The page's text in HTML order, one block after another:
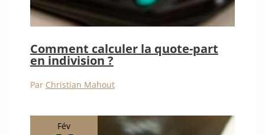
Comment calculer la quote-part
en indivision ?
Par Christian Mahout
Fév